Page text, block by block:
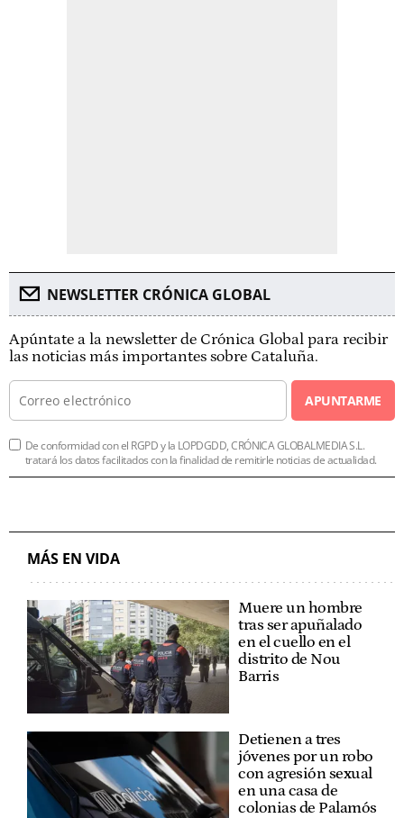
NEWSLETTER CRÓNICA GLOBAL
Apúntate a la newsletter de Crónica Global para recibir
las noticias más importantes sobre Cataluña.
APUNTARME
De conformidad con el RGPD y la LOPDGDD, CRÓNICA GLOBALMEDIA S.L.
tratará los datos facilitados con la finalidad de remitirle noticias de actualidad.
MÁS EN VIDA
Muere un hombre
tras ser apuñalado
en el cuello en el
distrito de Nou
Barris
Detienen a tres
jóvenes por un robo
con agresión sexual
en una casa de
colonias de Palamós